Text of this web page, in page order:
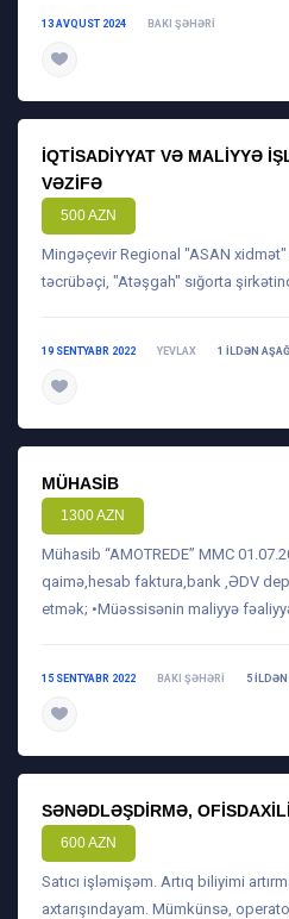
13 AVQUST 2024 BAKI ŞƏHƏRI
İQTISADIYYAT VƏ MALIYYƏ
VƏZIFƏ
500 AZN
Mingəçevir Regional "ASAN
təcrübəçi, "Atəşgah" sığorta
19 SENTYABR 2022 YEVLAX 1 ILDƏN AŞAĞI
MÜHASIB
1300 AZN
Mühasib “AMOTREDE” MMC
qaimə,hesab faktura,bank ,ƏDV
etmək; •Müəssisənin maliyyə
15 SENTYABR 2022 BAKI ŞƏHƏRI 5 ILDƏN
SƏNƏDLƏŞDIRMƏ,
600 AZN
Satıcı işləmişəm. Artıq biliyimi
axtarışındayam. Mümkünsə,